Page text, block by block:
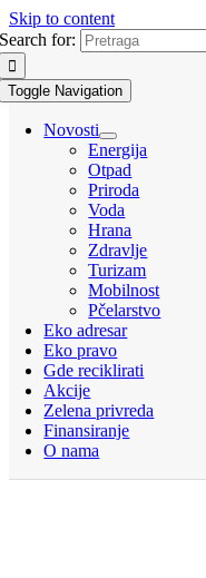
Skip to content
Search for:
Toggle Navigation
Novosti
Energija
Otpad
Priroda
Voda
Hrana
Zdravlje
Turizam
Mobilnost
Pčelarstvo
Eko adresar
Eko pravo
Gde reciklirati
Akcije
Zelena privreda
Finansiranje
O nama